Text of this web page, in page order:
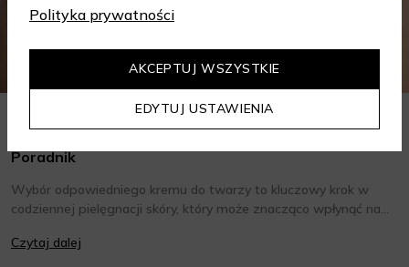
Poradnik
Wybór odpowiedniego kremu do twarzy to kluczowy krok w
codziennej pielęgnacji skóry, który może znacząco wpłynąć na
oraz wiedzieć, jak dopasować je do potrzeb własnej skóry.
Czytaj dalej
Polityka prywatności
EDYTUJ USTAWIENIA
AKCEPTUJ WSZYSTKIE